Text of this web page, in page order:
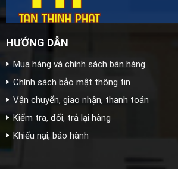
HƯỚNG DẪN
Mua hàng và chính sách bán hàng
Chính sách bảo mật thông tin
Vận chuyển, giao nhận, thanh toán
Kiểm tra, đổi, trả lại hàng
Khiếu nại, bảo hành